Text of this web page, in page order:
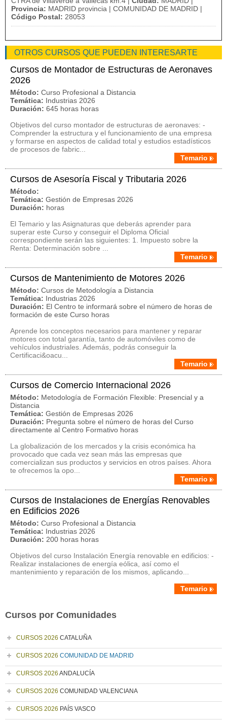
Provincia: MADRID provincia | COMUNIDAD DE MADRID |
Código Postal: 28053
OTROS CURSOS QUE PUEDEN INTERESARTE
Cursos de Montador de Estructuras de Aeronaves
2026
Método: Curso Profesional a Distancia
Temática: Industrias 2026
Duración: 645 horas horas
Objetivos del curso montador de estructuras de aeronaves: -
Comprender la estructura y el funcionamiento de una empresa
y formarse en aspectos de calidad total y estudios estadísticos
de procesos de fabric...
Temario
Cursos de Asesoría Fiscal y Tributaria 2026
Método:
Temática: Gestión de Empresas 2026
Duración: horas
El Temario y las Asignaturas que deberás aprender para
superar este Curso y conseguir el Diploma Oficial
correspondiente serán las siguientes: 1. Impuesto sobre la
Renta: Determinación sobre ...
Temario
Cursos de Mantenimiento de Motores 2026
Método: Cursos de Metodología a Distancia
Temática: Industrias 2026
Duración: El Centro te informará sobre el número de horas de
formación de este Curso horas
Aprende los conceptos necesarios para mantener y reparar
motores con total garantía, tanto de automóviles como de
vehículos industriales. Además, podrás conseguir la
Certificaci&oacu...
Temario
Cursos de Comercio Internacional 2026
Método: Metodología de Formación Flexible: Presencial y a
Distancia
Temática: Gestión de Empresas 2026
Duración: Pregunta sobre el número de horas del Curso
directamente al Centro Formativo horas
La globalización de los mercados y la crisis económica ha
provocado que cada vez sean más las empresas que
comercializan sus productos y servicios en otros países. Ahora
te ofrecemos la opo...
Temario
Cursos de Instalaciones de Energías Renovables
en Edificios 2026
Método: Curso Profesional a Distancia
Temática: Industrias 2026
Duración: 200 horas horas
Objetivos del curso Instalación Energía renovable en edificios: -
Realizar instalaciones de energía eólica, así como el
mantenimiento y reparación de los mismos, aplicando...
Temario
Cursos por Comunidades
CURSOS 2026 CATALUÑA
CURSOS 2026 COMUNIDAD DE MADRID
CURSOS 2026 ANDALUCÍA
CURSOS 2026 COMUNIDAD VALENCIANA
CURSOS 2026 PAÍS VASCO